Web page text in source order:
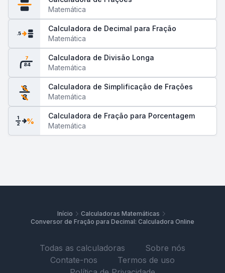
Matemática
.5
Calculadora de Decimal para Fração
Matemática
84
7
Calculadora de Divisão Longa
Matemática
6
8
Calculadora de Simplificação de Frações
Matemática
1
2 %
Calculadora de Fração para Porcentagem
Matemática
Início
Calculadoras Matemáticas
Conversor de Fração para Decimal: Calculadora Online
Todas as calculadoras
Sobre nós
Contate-nos
Termos de uso